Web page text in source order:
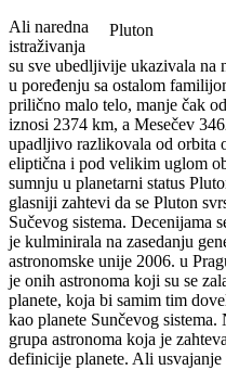
Pluton
Ali naredna
istraživanja
su sve ubedljivije ukazivala na
u poređenju sa ostalom
prilično malo telo, manje čak
iznosi 2374 km, a Mesečev
upadljivo razlikovala od orbita
eliptična i pod velikim uglom
sumnju u planetarni status
glasniji zahtevi da se Pluton
Sučevog sistema. Decenijama
je kulminirala na zasedanju
astronomske unije 2006. u
je onih astronoma koji su se
planete, koja bi samim tim
kao planete Sunčevog
grupa astronoma koja je
definicije planete. Ali